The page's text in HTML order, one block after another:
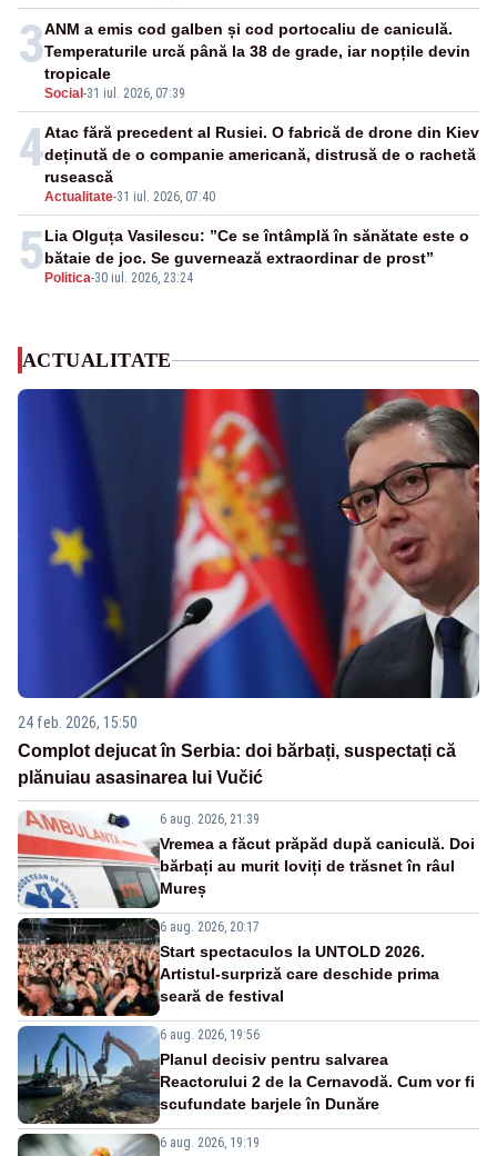
3
Social -31 iul. 2026, 07:39
ANM a emis cod galben și cod portocaliu de caniculă.
Temperaturile urcă până la 38 de grade, iar nopțile devin
tropicale
4
Actualitate-31 iul. 2026, 07:40
Atac fără precedent al Rusiei. O fabrică de drone din Kiev
deținută de o companie americană, distrusă de o rachetă
rusească
5 Politica-30 iul. 2026, 23:24
Lia Olguța Vasilescu: ”Ce se întâmplă în sănătate este o
bătaie de joc. Se guvernează extraordinar de prost”
ACTUALITATE
24 feb. 2026, 15:50
Complot dejucat în Serbia: doi bărbați, suspectați că
plănuiau asasinarea lui Vučić
6 aug. 2026, 21:39
Vremea a făcut prăpăd după caniculă. Doi
bărbați au murit loviți de trăsnet în râul
Mureș
6 aug. 2026, 20:17
Start spectaculos la UNTOLD 2026.
Artistul-surpriză care deschide prima
seară de festival
6 aug. 2026, 19:56
Planul decisiv pentru salvarea
Reactorului 2 de la Cernavodă. Cum vor fi
scufundate barjele în Dunăre
6 aug. 2026, 19:19